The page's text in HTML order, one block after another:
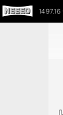
€ à 1497.16 €